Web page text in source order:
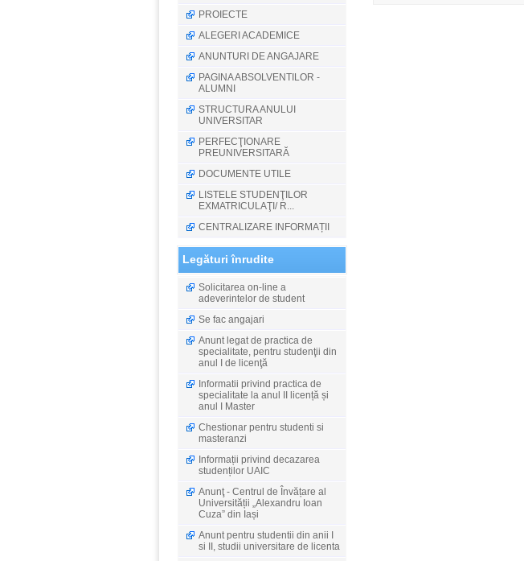
PROIECTE
ALEGERI ACADEMICE
ANUNTURI DE ANGAJARE
PAGINA ABSOLVENTILOR -
ALUMNI
STRUCTURA ANULUI
UNIVERSITAR
PERFECŢIONARE
PREUNIVERSITARĂ
DOCUMENTE UTILE
LISTELE STUDENŢILOR
EXMATRICULAŢI/ R...
CENTRALIZARE INFORMAȚII
Legături înrudite
Solicitarea on-line a
adeverintelor de student
Se fac angajari
Anunt legat de practica de
specialitate, pentru studenţii din
anul I de licenţă
Informatii privind practica de
specialitate la anul II licență și
anul I Master
Chestionar pentru studenti si
masteranzi
Informații privind decazarea
studenților UAIC
Anunţ - Centrul de Învățare al
Universității „Alexandru Ioan
Cuza” din Iași
Anunt pentru studentii din anii I
si II, studii universitare de licenta